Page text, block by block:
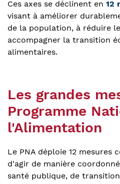
Ces axes se déclinent en 12
visant à améliorer
de la population, à réduire
accompagner la transition
alimentaires.
Les grandes
Programme
l'Alimentation
Le PNA déploie 12 mesures
d'agir de manière
santé publique, de